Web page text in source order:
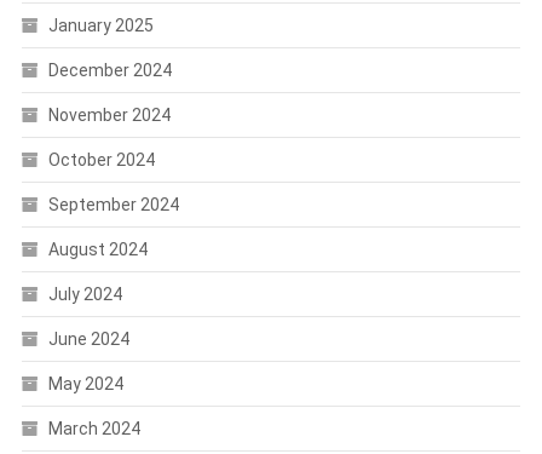
January 2025
December 2024
November 2024
October 2024
September 2024
August 2024
July 2024
June 2024
May 2024
March 2024